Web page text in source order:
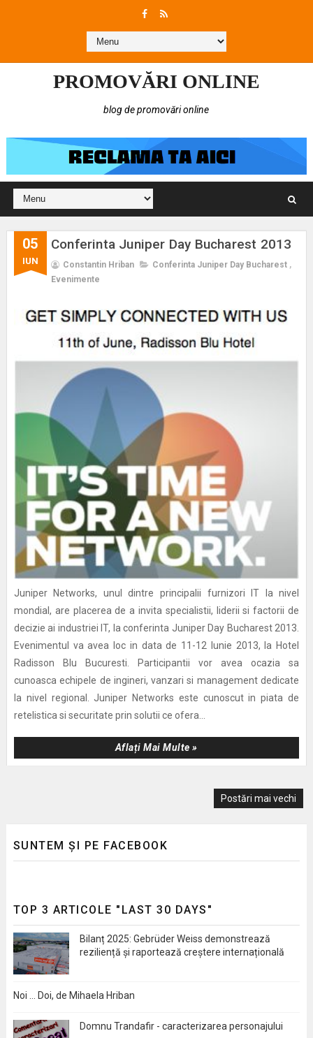
PROMOVĂRI ONLINE
blog de promovări online
05
IUN
Conferinta Juniper Day Bucharest 2013
Constantin Hriban Conferinta Juniper Day Bucharest ,
Evenimente
Juniper Networks, unul dintre principalii furnizori IT la nivel
mondial, are placerea de a invita specialistii, liderii si factorii de
decizie ai industriei IT, la conferinta Juniper Day Bucharest 2013.
Evenimentul va avea loc in data de 11-12 Iunie 2013, la Hotel
Radisson Blu Bucuresti. Participantii vor avea ocazia sa
cunoasca echipele de ingineri, vanzari si management dedicate
la nivel regional. Juniper Networks este cunoscut in piata de
retelistica si securitate prin solutii ce ofera...
Aflați Mai Multe »
Postări mai vechi
SUNTEM ȘI PE FACEBOOK
TOP 3 ARTICOLE "LAST 30 DAYS"
Bilanț 2025: Gebrüder Weiss demonstrează
reziliență și raportează creștere internațională
Noi … Doi, de Mihaela Hriban
Domnu Trandafir - caracterizarea personajului